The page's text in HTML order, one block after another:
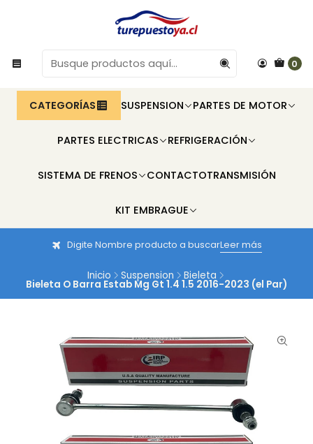
0
CATEGORÍAS SUSPENSION PARTES DE MOTOR
PARTES ELECTRICAS REFRIGERACIÓN
SISTEMA DE FRENOS CONTACTOTRANSMISIÓN
KIT EMBRAGUE
Digite Nombre producto a buscarLeer más
Inicio Suspension Bieleta
Bieleta O Barra Estab Mg Gt 1.4 1.5 2016-2023 (el Par)